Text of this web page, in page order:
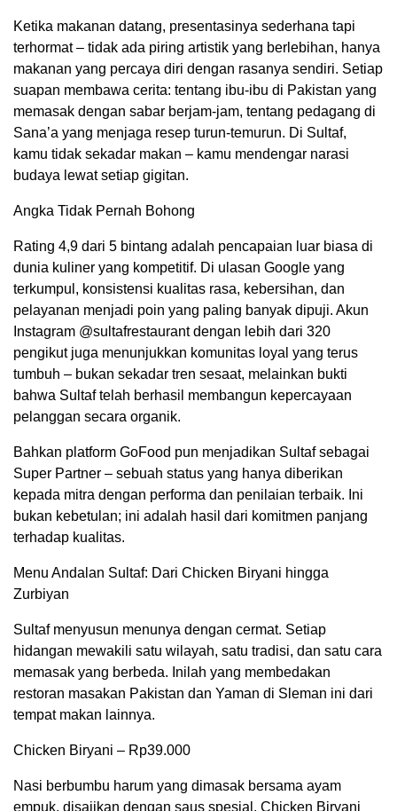
Ketika makanan datang, presentasinya sederhana tapi
terhormat – tidak ada piring artistik yang berlebihan, hanya
makanan yang percaya diri dengan rasanya sendiri. Setiap
suapan membawa cerita: tentang ibu-ibu di Pakistan yang
memasak dengan sabar berjam-jam, tentang pedagang di
Sana’a yang menjaga resep turun-temurun. Di Sultaf,
kamu tidak sekadar makan – kamu mendengar narasi
budaya lewat setiap gigitan.
Angka Tidak Pernah Bohong
Rating 4,9 dari 5 bintang adalah pencapaian luar biasa di
dunia kuliner yang kompetitif. Di ulasan Google yang
terkumpul, konsistensi kualitas rasa, kebersihan, dan
pelayanan menjadi poin yang paling banyak dipuji. Akun
Instagram @sultafrestaurant dengan lebih dari 320
pengikut juga menunjukkan komunitas loyal yang terus
tumbuh – bukan sekadar tren sesaat, melainkan bukti
bahwa Sultaf telah berhasil membangun kepercayaan
pelanggan secara organik.
Bahkan platform GoFood pun menjadikan Sultaf sebagai
Super Partner – sebuah status yang hanya diberikan
kepada mitra dengan performa dan penilaian terbaik. Ini
bukan kebetulan; ini adalah hasil dari komitmen panjang
terhadap kualitas.
Menu Andalan Sultaf: Dari Chicken Biryani hingga
Zurbiyan
Sultaf menyusun menunya dengan cermat. Setiap
hidangan mewakili satu wilayah, satu tradisi, dan satu cara
memasak yang berbeda. Inilah yang membedakan
restoran masakan Pakistan dan Yaman di Sleman ini dari
tempat makan lainnya.
Chicken Biryani – Rp39.000
Nasi berbumbu harum yang dimasak bersama ayam
empuk, disajikan dengan saus spesial. Chicken Biryani